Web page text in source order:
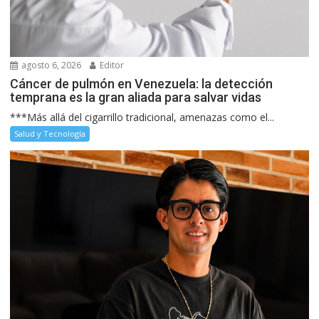
agosto 6, 2026 Editor
Cáncer de pulmón en Venezuela: la detección
temprana es la gran aliada para salvar vidas
***Más allá del cigarrillo tradicional, amenazas como el...
Salud y Tecnología